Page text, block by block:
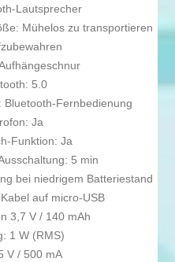
Lautsprecher
Mühelos zu transportieren
5.0
Bluetooth-Fernbedienung
Ja
Funktion: Ja
5 min
bei niedrigem Batteriestand
auf micro-USB
3,7 V / 140 mAh
1 W (RMS)
V / 500 mA